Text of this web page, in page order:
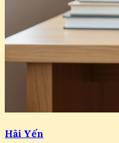
Hải Yến